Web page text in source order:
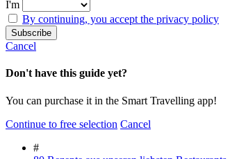
I'm
By continuing, you accept the privacy policy
Cancel
Don't have this guide yet?
You can purchase it in the Smart Travelling app!
Continue to free selection Cancel
#